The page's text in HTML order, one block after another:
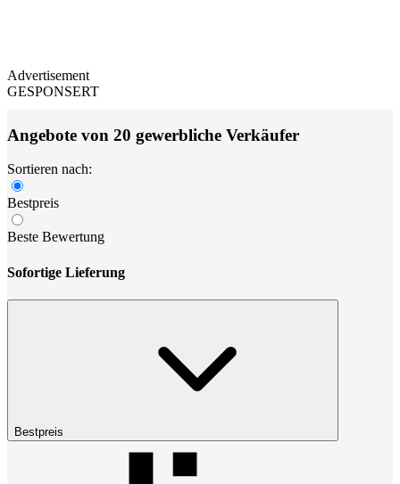
Advertisement
GESPONSERT
Angebote von 20 gewerbliche Verkäufer
Sortieren nach:
Bestpreis
Beste Bewertung
Sofortige Lieferung
Bestpreis